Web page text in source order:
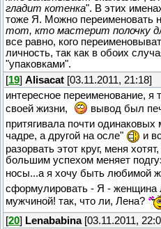
гладит котенка". В этих
тоже Я. Можно переименовать
тот, кто мастерит полочку
все равно, кого
личность, так как в обоих
"упаковками".
[19] Alisacat [03.11.2011, 21:18]
интересное переименование,
своей жизни,
вывод был
притягивала почти
чадре, а другой на осле"
и
разорвать этот круг, меня
большим успехом меняет
носы...а я хочу быть любимой
сформулировать - Я -
мужчиной! так, что ли, Лена?
[20] Lenababina[03.11.2011,